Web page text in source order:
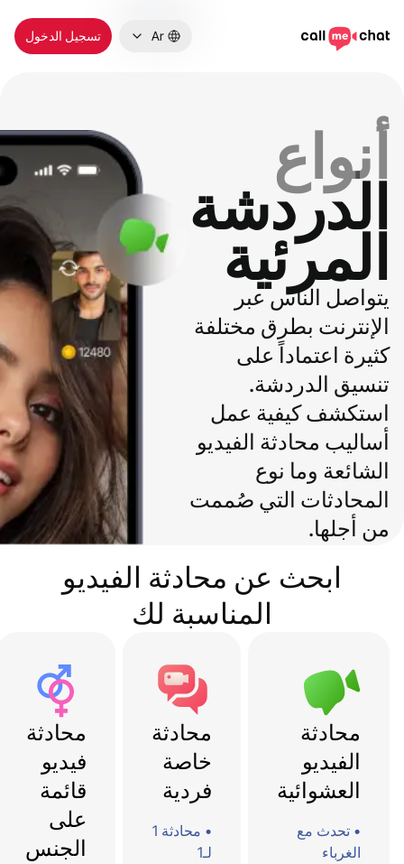
Ar تسجيل الدخول
أنواع
الدردشة
المرئية
يتواصل الناس عبر
الإنترنت بطرق مختلفة
كثيرة اعتماداً على
تنسيق الدردشة.
استكشف كيفية عمل
أساليب محادثة الفيديو
الشائعة وما نوع
المحادثات التي صُممت
من أجلها.
ابحث عن محادثة الفيديو
المناسبة لك
محادثة
الفيديو
العشوائية
تحدث مع
الغرباء
محادثة
فردية
محادثة 1
لـ1
محادثة
فيديو
قائمة
على
الجنس